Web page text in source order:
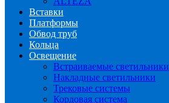
Вставки
Платформы
Обвод труб
Кольца
Освещение
Встраиваемые светильники
Накладные светильники
Трековые системы
Кордовая система